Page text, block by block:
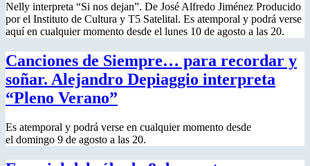
Nelly interpreta “Si nos dejan”. De José Alfredo Jiménez Producido
por el Instituto de Cultura y T5 Satelital. Es atemporal y podrá verse
aquí en cualquier momento desde el lunes 10 de agosto a las 20.
Canciones de Siempre… para recordar y
soñar. Alejandro Depiaggio interpreta
“Pleno Verano”
Es atemporal y podrá verse en cualquier momento desde
el domingo 9 de agosto a las 20.